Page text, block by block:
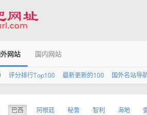
网站 国内网站
评分排行Top100 最新更新的100 国外名站导
巴西 阿根廷 秘鲁 智利 海地